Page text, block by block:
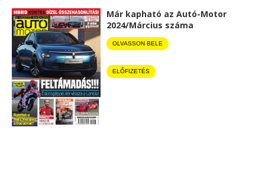
Már kapható az Autó-Motor
2024/Március száma
OLVASSON BELE
ELŐFIZETÉS